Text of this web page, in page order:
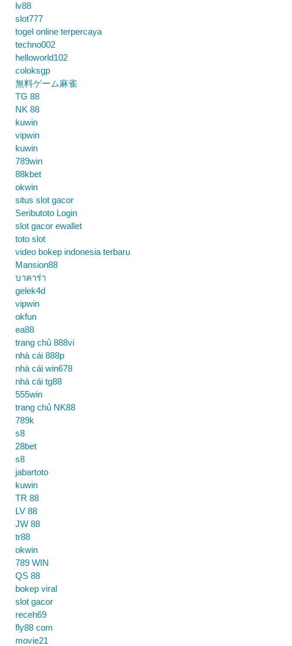
lv88
slot777
togel online terpercaya
techno002
helloworld102
coloksgp
無料ゲーム麻雀
TG 88
NK 88
kuwin
vipwin
kuwin
789win
88kbet
okwin
situs slot gacor
Seributoto Login
slot gacor ewallet
toto slot
video bokep indonesia terbaru
Mansion88
บาคาร่า
gelek4d
vipwin
okfun
ea88
trang chủ 888vi
nhà cái 888p
nhà cái win678
nhà cái tg88
555win
trang chủ NK88
789k
s8
28bet
s8
jabartoto
kuwin
TR 88
LV 88
JW 88
tr88
okwin
789 WIN
QS 88
bokep viral
slot gacor
receh69
fly88 com
movie21